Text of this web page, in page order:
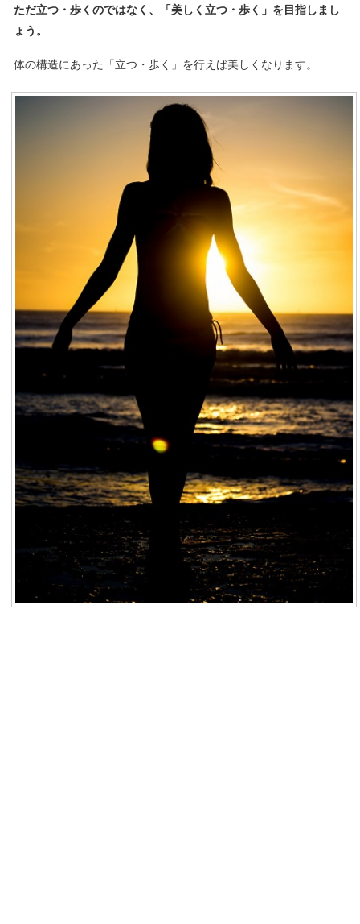
ただ立つ・歩くのではなく、「美しく立つ・歩く」を目指しまし
ょう。
体の構造にあった「立つ・歩く」を行えば美しくなります。